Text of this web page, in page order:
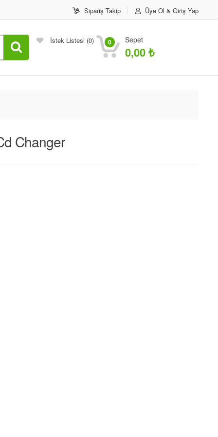
Sipariş Takip Üye Ol & Giriş Yap
İstek Listesi (0) 0 Sepet
0,00₺
Changer